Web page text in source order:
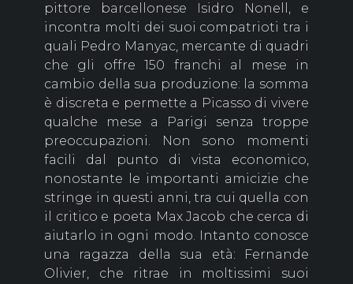
pittore barcellonese Isidro Nonell, e
incontra molti dei suoi compatrioti tra i
quali Pedro Manyac, mercante di quadri
che gli offre 150 franchi al mese in
cambio della sua produzione: la somma
è discreta e permette a Picasso di vivere
qualche mese a Parigi senza troppe
preoccupazioni. Non sono momenti
facili dal punto di vista economico,
nonostante le importanti amicizie che
stringe in questi anni, tra cui quella con
il critico e poeta Max Jacob che cerca di
aiutarlo in ogni modo. Intanto conosce
una ragazza della sua età: Fernande
Olivier, che ritrae in moltissimi suoi